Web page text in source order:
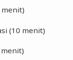
menit)
(10 menit)